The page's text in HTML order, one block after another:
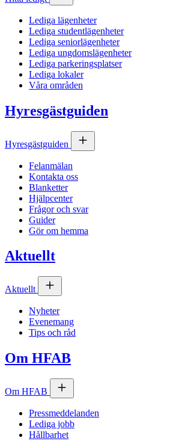
Lediga lägenheter
Lediga studentlägenheter
Lediga seniorlägenheter
Lediga ungdomslägenheter
Lediga parkeringsplatser
Lediga lokaler
Våra områden
Hyresgästguiden
Hyresgästguiden
Felanmälan
Kontakta oss
Blanketter
Hjälpcenter
Frågor och svar
Guider
Gör om hemma
Aktuellt
Aktuellt
Nyheter
Evenemang
Tips och råd
Om HFAB
Om HFAB
Pressmeddelanden
Lediga jobb
Hållbarhet